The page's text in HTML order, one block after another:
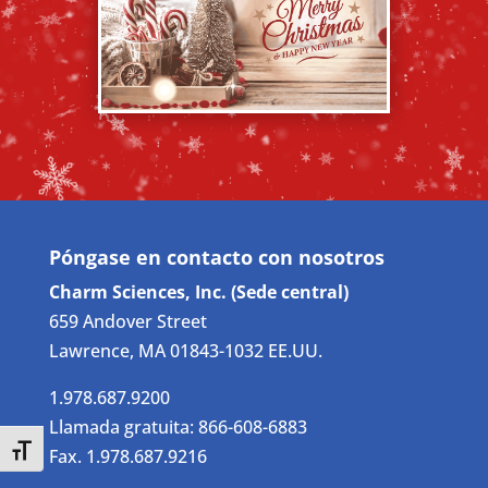
Toggle Font size
Póngase en contacto con nosotros
Charm Sciences, Inc. (Sede central)
659 Andover Street
Lawrence, MA 01843-1032 EE.UU.
1.978.687.9200
Llamada gratuita: 866-608-6883
Fax. 1.978.687.9216